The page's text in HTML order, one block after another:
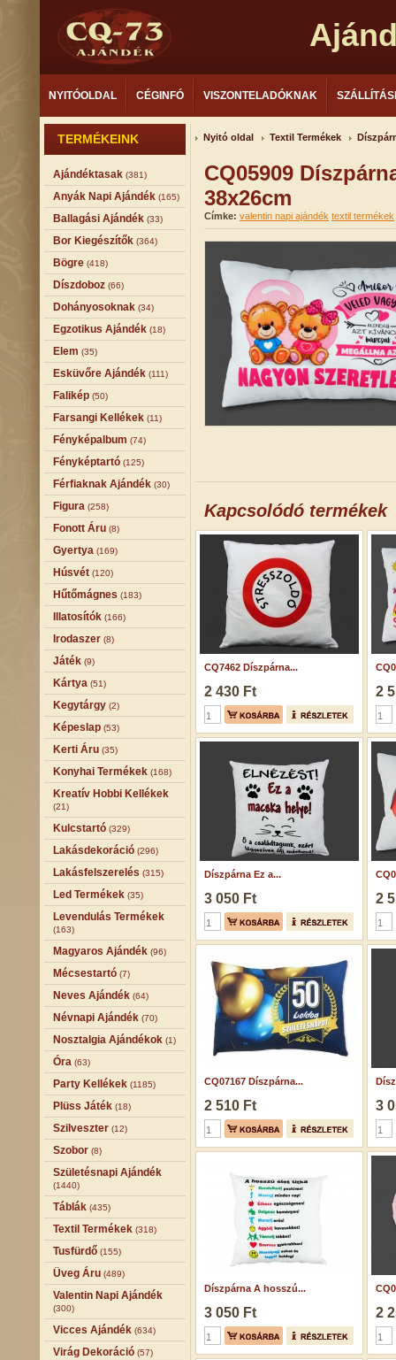
NYITÓOLDAL CÉGINFÓ VISZONTELADÓKNAK
TERMÉKEINK
Ajándéktasak (381)
Anyák Napi Ajándék (165)
Ballagási Ajándék (33)
Bor Kiegészítők (364)
Bögre (418)
Díszdoboz (66)
Dohányosoknak (34)
Egzotikus Ajándék (18)
Elem (35)
Esküvőre Ajándék (111)
Falikép (50)
Farsangi Kellékek (11)
Fényképalbum (74)
Fényképtartó (125)
Férfiaknak Ajándék (30)
Figura (258)
Fonott Áru (8)
Gyertya (169)
Húsvét (120)
Hűtőmágnes (183)
Illatosítók (166)
Irodaszer (8)
Játék (9)
Kártya (51)
Kegytárgy (2)
Képeslap (53)
Kerti Áru (35)
Konyhai Termékek (168)
Kreatív Hobbi Kellékek
(21)
Kulcstartó (329)
Lakásdekoráció (296)
Lakásfelszerelés (315)
Led Termékek (35)
Levendulás Termékek
(163)
Magyaros Ajándék (96)
Mécsestartó (7)
Neves Ajándék (64)
Névnapi Ajándék (70)
Nosztalgia Ajándékok (1)
Óra (63)
Party Kellékek (1185)
Plüss Játék (18)
Szilveszter (12)
Szobor (8)
Születésnapi Ajándék
(1440)
Táblák (435)
Textil Termékek (318)
Tusfürdő (155)
Üveg Áru (489)
Valentin Napi Ajándék
(300)
Vicces Ajándék (634)
Virág Dekoráció (57)
Nyitó oldal Textil Termékek
CQ05909
38x26cm
Címke: valentin napi ajándék textil termékek
Kapcsolódó termékek
CQ7462 Díszpárna...
2 430 Ft 2
Díszpárna Ez a...
3 050 Ft 2
CQ07167 Díszpárna...
2 510 Ft 3
Díszpárna A hosszú...
3 050 Ft 2